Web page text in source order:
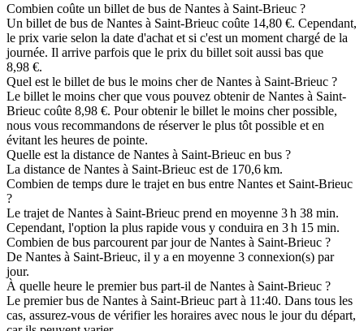
Combien coûte un billet de bus de Nantes à Saint-Brieuc ?
Un billet de bus de Nantes à Saint-Brieuc coûte 14,80 €. Cependant,
le prix varie selon la date d'achat et si c'est un moment chargé de la
journée. Il arrive parfois que le prix du billet soit aussi bas que
8,98 €.
Quel est le billet de bus le moins cher de Nantes à Saint-Brieuc ?
Le billet le moins cher que vous pouvez obtenir de Nantes à Saint-
Brieuc coûte 8,98 €. Pour obtenir le billet le moins cher possible,
nous vous recommandons de réserver le plus tôt possible et en
évitant les heures de pointe.
Quelle est la distance de Nantes à Saint-Brieuc en bus ?
La distance de Nantes à Saint-Brieuc est de 170,6 km.
Combien de temps dure le trajet en bus entre Nantes et Saint-Brieuc
?
Le trajet de Nantes à Saint-Brieuc prend en moyenne 3 h 38 min.
Cependant, l'option la plus rapide vous y conduira en 3 h 15 min.
Combien de bus parcourent par jour de Nantes à Saint-Brieuc ?
De Nantes à Saint-Brieuc, il y a en moyenne 3 connexion(s) par
jour.
À quelle heure le premier bus part-il de Nantes à Saint-Brieuc ?
Le premier bus de Nantes à Saint-Brieuc part à 11:40. Dans tous les
cas, assurez-vous de vérifier les horaires avec nous le jour du départ,